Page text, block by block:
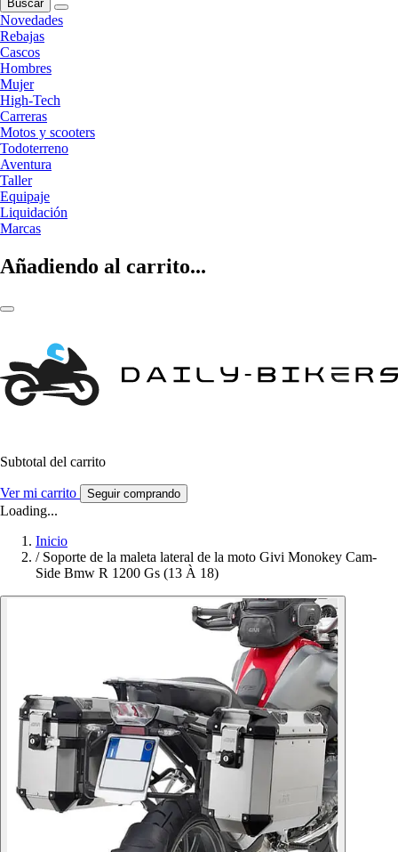
Buscar
Novedades
Rebajas
Cascos
Hombres
Mujer
High-Tech
Carreras
Motos y scooters
Todoterreno
Aventura
Taller
Equipaje
Liquidación
Marcas
Añadiendo al carrito...
Subtotal del carrito
Ver mi carrito Seguir comprando
Loading...
Inicio
/ Soporte de la maleta lateral de la moto Givi Monokey Cam-
Side Bmw R 1200 Gs (13 À 18)